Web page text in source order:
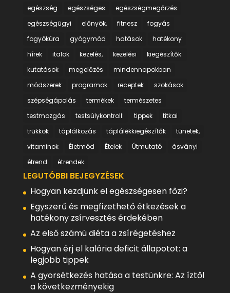
egészség
egészséges
egészségmegőrzés
egészségügyi
előnyök, fitnesz
fogyás
fogyókúra
gyógymód hatások
hatékony
hírek
italok kezelés, kezelési
kiegészítők:
kutatások
megelőzés
mindennapokban
módszerek
programok receptek
szokások
szépségápolás
termékek
természetes
testmozgás
testsúlykontroll: tippek
titkai
trükkök
táplálkozás táplálékkiegészítők
tünetek,
vitaminok
Életmód Ételek Útmutató
ásványi
étrend
étrendek
LEGUTÓBBI BEJEGYZÉSEK
Hogyan kezdjünk el egészségesen főzi?
Egyszerű és megfizethető étkezések a
hatékony zsírvesztés érdekében
Az első számú diéta a zsírégetéshez
Hogyan érj el kalória deficit állapotot: a
legjobb tippek
A gyorsétkezés hatása a testünkre: Az íztől
a következményekig